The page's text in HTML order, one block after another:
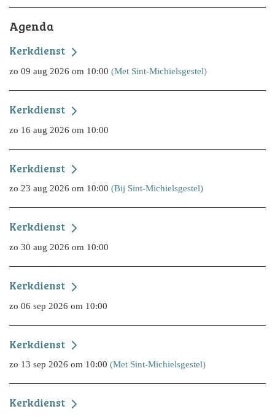
Agenda
Kerkdienst
zo 09 aug 2026 om 10:00 (Met Sint-Michielsgestel)
Kerkdienst
zo 16 aug 2026 om 10:00
Kerkdienst
zo 23 aug 2026 om 10:00 (Bij Sint-Michielsgestel)
Kerkdienst
zo 30 aug 2026 om 10:00
Kerkdienst
zo 06 sep 2026 om 10:00
Kerkdienst
zo 13 sep 2026 om 10:00 (Met Sint-Michielsgestel)
Kerkdienst